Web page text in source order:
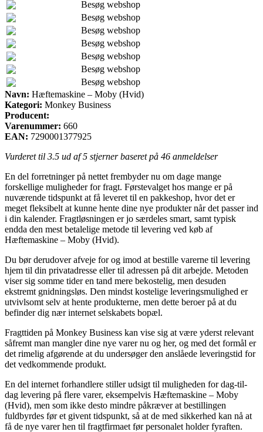
Besøg webshop
Besøg webshop
Besøg webshop
Besøg webshop
Besøg webshop
Besøg webshop
Besøg webshop
Navn: Hæftemaskine – Moby (Hvid)
Kategori: Monkey Business
Producent:
Varenummer: 660
EAN: 7290001377925
Vurderet til 3.5 ud af 5 stjerner baseret på 46 anmeldelser
En del forretninger på nettet frembyder nu om dage mange
forskellige muligheder for fragt. Førstevalget hos mange er på
nuværende tidspunkt at få leveret til en pakkeshop, hvor det er
meget fleksibelt at kunne hente dine nye produkter når det passer ind
i din kalender. Fragtløsningen er jo særdeles smart, samt typisk
endda den mest betalelige metode til levering ved køb af
Hæftemaskine – Moby (Hvid).
Du bør derudover afveje for og imod at bestille varerne til levering
hjem til din privatadresse eller til adressen på dit arbejde. Metoden
viser sig somme tider en tand mere bekostelig, men desuden
ekstremt gnidningsløs. Den mindst kostelige leveringsmulighed er
utvivlsomt selv at hente produkterne, men dette beroer på at du
befinder dig nær internet selskabets bopæl.
Fragttiden på Monkey Business kan vise sig at være yderst relevant
såfremt man mangler dine nye varer nu og her, og med det formål er
det rimelig afgørende at du undersøger den anslåede leveringstid for
det vedkommende produkt.
En del internet forhandlere stiller udsigt til muligheden for dag-til-
dag levering på flere varer, eksempelvis Hæftemaskine – Moby
(Hvid), men som ikke desto mindre påkræver at bestillingen
fuldbyrdes før et givent tidspunkt, så at de med sikkerhed kan nå at
få de nye varer hen til fragtfirmaet før personalet holder fyraften.